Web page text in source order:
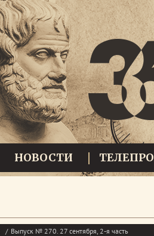
НОВОСТИ
Выпуск № 270. 27 сентября, 2-я часть